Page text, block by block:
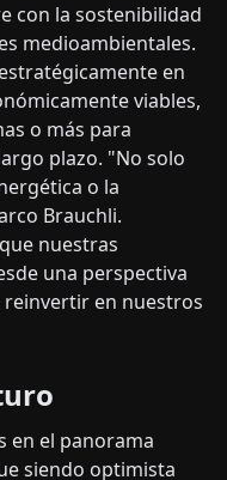
con la sostenibilidad
medioambientales.
en
viables,
o más para
plazo. "No solo
o la
Brauchli.
nuestras
una perspectiva
en nuestros
en el panorama
siendo optimista